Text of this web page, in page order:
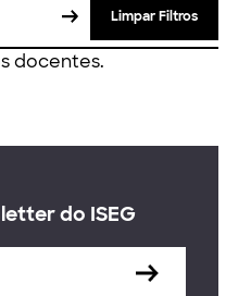
Limpar Filtros
docentes.
do ISEG